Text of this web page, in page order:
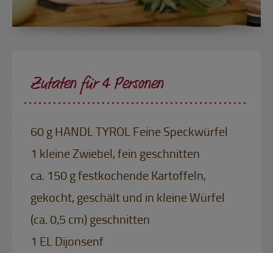
Zutaten für 4 Personen
60 g HANDL TYROL Feine Speckwürfel
1 kleine Zwiebel, fein geschnitten
ca. 150 g festkochende Kartoffeln,
gekocht, geschält und in kleine Würfel
(ca. 0,5 cm) geschnitten
1 EL Dijonsenf